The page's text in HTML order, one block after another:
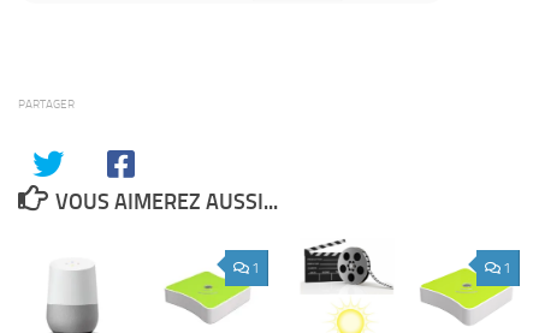
PARTAGER
VOUS AIMEREZ AUSSI...
1 1